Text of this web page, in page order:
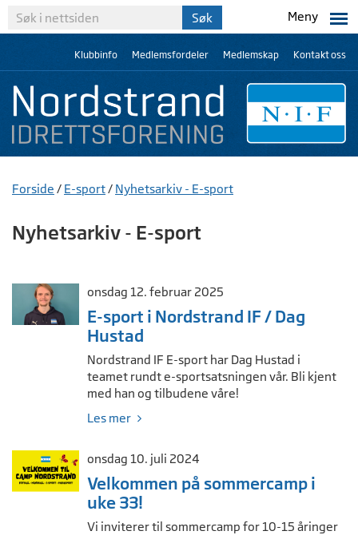
Meny
Klubbinfo Medlemsfordeler Medlemskap Kontakt oss
Forside / E-sport/ Nyhetsarkiv - E-sport
Nyhetsarkiv - E-sport
onsdag 12. februar 2025
E-sport i Nordstrand IF / Dag
Hustad
Nordstrand IF E-sport har Dag Hustad i
teamet rundt e-sportsatsningen vår. Bli kjent
med han og tilbudene våre!
Les mer
onsdag 10. juli 2024
Velkommen på sommercamp i
uke 33!
Vi inviterer til sommercamp for 10-15 åringer